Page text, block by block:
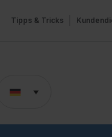
Tipps & Tricks